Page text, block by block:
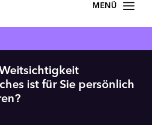
ist für Sie persönlich